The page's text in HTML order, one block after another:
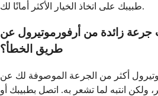
طبيبك على اتخاذ الخيار الأكثر أمانًا لك.
جرعة زائدة من أرفورموتيرول عن
طريق الخطأ؟
أكثر من الجرعة الموصوفة لك عن
ولكن انتبه لما تشعر به. اتصل بطبيبك أو